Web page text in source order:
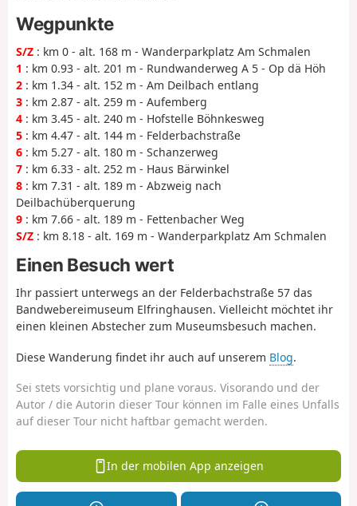
Wegpunkte
S/Z : km 0 - alt. 168 m - Wanderparkplatz Am Schmalen
1 : km 0.93 - alt. 201 m - Rundwanderweg A 5 - Op dä Höh
2 : km 1.34 - alt. 152 m - Am Deilbach entlang
3 : km 2.87 - alt. 259 m - Aufemberg
4 : km 3.45 - alt. 240 m - Hofstelle Böhnkesweg
5 : km 4.47 - alt. 144 m - Felderbachstraße
6 : km 5.27 - alt. 180 m - Schanzerweg
7 : km 6.33 - alt. 252 m - Haus Bärwinkel
8 : km 7.31 - alt. 189 m - Abzweig nach
Deilbachüberquerung
9 : km 7.66 - alt. 189 m - Fettenbacher Weg
S/Z : km 8.18 - alt. 169 m - Wanderparkplatz Am Schmalen
Einen Besuch wert
Ihr passiert unterwegs an der Felderbachstraße 57 das
Bandwebereimuseum Elfringhausen. Vielleicht möchtet ihr
einen kleinen Abstecher zum Museumsbesuch machen.
Diese Wanderung findet ihr auch auf unserem Blog.
Sei stets vorsichtig und plane voraus. Visorando und der
Autor / die Autorin dieser Tour können im Falle eines Unfalls
auf dieser Tour nicht haftbar gemacht werden.
In der mobilen App anzeigen